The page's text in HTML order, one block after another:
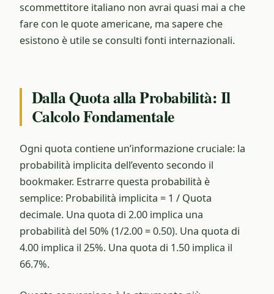
scommettitore italiano non avrai quasi mai a che
fare con le quote americane, ma sapere che
esistono è utile se consulti fonti internazionali.
Dalla Quota alla Probabilità: Il
Calcolo Fondamentale
Ogni quota contiene un’informazione cruciale: la
probabilità implicita dell’evento secondo il
bookmaker. Estrarre questa probabilità è
semplice: Probabilità implicita = 1 / Quota
decimale. Una quota di 2.00 implica una
probabilità del 50% (1/2.00 = 0.50). Una quota di
4.00 implica il 25%. Una quota di 1.50 implica il
66.7%.